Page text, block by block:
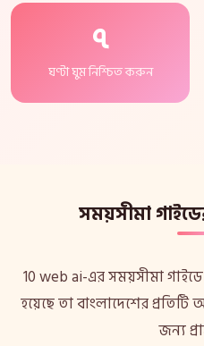
৭
ঘণ্টা ঘুম নিশ্চিত করুন
সময়সীমা
10 web ai-এর সময়সীমা
হয়েছে তা বাংলাদেশের
জন্য